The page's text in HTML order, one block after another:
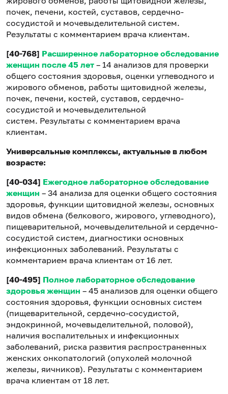
почек, печени, костей, суставов, сердечно-
сосудистой и мочевыделительной систем.
Результаты с комментарием врача клиентам.
[40-768] Расширенное лабораторное обследование
женщин после 45 лет – 14 анализов для проверки
общего состояния здоровья, оценки углеводного и
жирового обменов, работы щитовидной железы,
почек, печени, костей, суставов, сердечно-
сосудистой и мочевыделительной
систем. Результаты с комментарием врача
клиентам.
Универсальные комплексы, актуальные в любом
возрасте:
[40-034] Ежегодное лабораторное обследование
женщин – 34 анализа для оценки общего состояния
здоровья, функции щитовидной железы, основных
видов обмена (белкового, жирового, углеводного),
пищеварительной, мочевыделительной и сердечно-
сосудистой систем, диагностики основных
инфекционных заболеваний. Результаты с
комментарием врача клиентам от 16 лет.
[40-495] Полное лабораторное обследование
здоровья женщин – 45 анализов для оценки общего
состояния здоровья, функции основных систем
(пищеварительной, сердечно-сосудистой,
эндокринной, мочевыделительной, половой),
наличия воспалительных и инфекционных
заболеваний, риска развития распространенных
женских онкопатологий (опухолей молочной
железы, яичников). Результаты с комментарием
врача клиентам от 18 лет.